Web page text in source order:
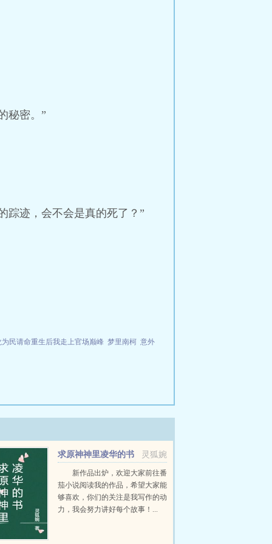
秘密。”
踪迹，会不会是真的死了？”
民请命重生后我走上官场巅峰 梦里南柯 意外
灵狐婉
求原神神里凌华的书
新作品出炉，欢迎大家前往番
茄小说阅读我的作品，希望大家能
够喜欢，你们的关注是我写作的动
力，我会努力讲好每个故事！...